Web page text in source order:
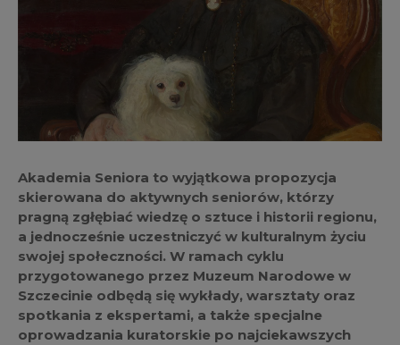
Akademia Seniora to wyjątkowa propozycja
skierowana do aktywnych seniorów, którzy
pragną zgłębiać wiedzę o sztuce i historii regionu,
a jednocześnie uczestniczyć w kulturalnym życiu
swojej społeczności. W ramach cyklu
przygotowanego przez Muzeum Narodowe w
Szczecinie odbędą się wykłady, warsztaty oraz
spotkania z ekspertami, a także specjalne
oprowadzania kuratorskie po najciekawszych